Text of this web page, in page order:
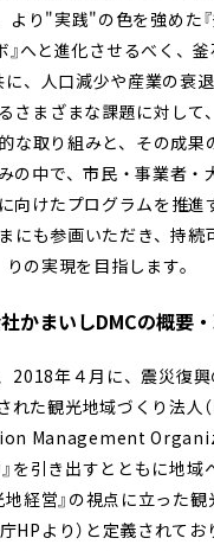
より"実践"の色を強めた
』へと進化させるべく、
に、人口減少や産業の衰
さまざまな課題に対して
な取り組みと、その成果
の中で、市民・事業者・
向けたプログラムを推進
にも参画いただき、持続
りの実現を目指します。
かまいしDMCの概要
2018年４月に、震災復興
れた観光地域づくり法人（
Management
』を引き出すとともに地
地経営』の視点に立った
庁HPより）と定義されて